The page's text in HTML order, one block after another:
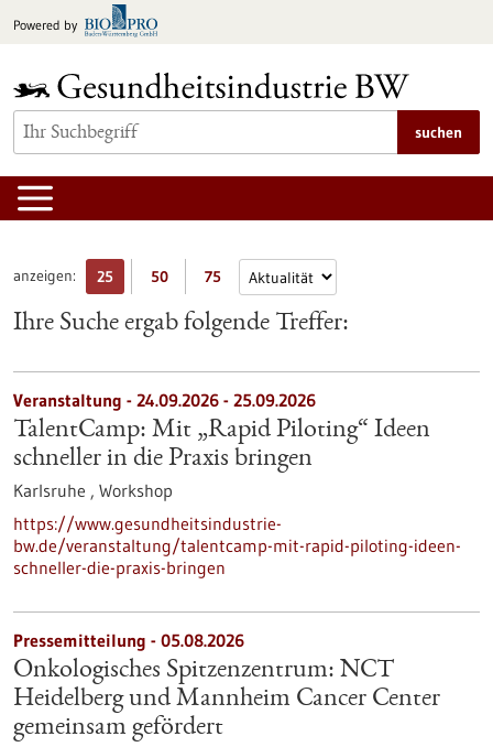
Inhalt
Powered by
suchen
anzeigen: 25 50 75
Ihre Suche ergab folgende Treffer:
Veranstaltung - 24.09.2026 - 25.09.2026
TalentCamp: Mit „Rapid Piloting“ Ideen
schneller in die Praxis bringen
Karlsruhe , Workshop
https://www.gesundheitsindustrie-
bw.de/veranstaltung/talentcamp-mit-rapid-piloting-ideen-
schneller-die-praxis-bringen
Pressemitteilung - 05.08.2026
Onkologisches Spitzenzentrum: NCT
Heidelberg und Mannheim Cancer Center
gemeinsam gefördert